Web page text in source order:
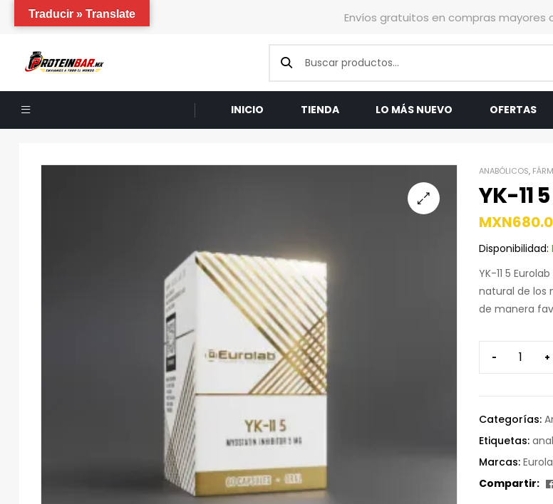
Envíos gratuitos en compras mayores a
INICIO TIENDA LO MÁS NUEVO OFERTAS
ANABÓLICOS,
YK-11
MXN
Disponibilidad:
YK-11 5
natural de los
de manera
- +
Categorías:
Etiquetas:
Marcas:
Compartir:
Traducir » Translate